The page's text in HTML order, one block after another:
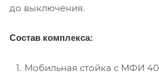
до выключения.
Состав комплекса:
Мобильная стойка с МФИ